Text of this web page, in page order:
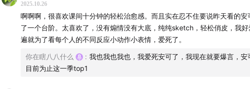
Time Line：
正片节目钝评
BGM：
2025.10.26
啊啊啊，很喜欢课间十分钟的轻松治愈感。而且实在忍不住要说昨天看的安
了一个台阶。太喜欢了，没有煽情没有大底，纯纯sketch，轻松俏皮，我
遍就为了看每个人的不同反应小动作小表情，爱死了。
你在瞎八八什么 : 我也我也我也，我爱死安可了，我现在就要爆言，安
目前为止这一季top1